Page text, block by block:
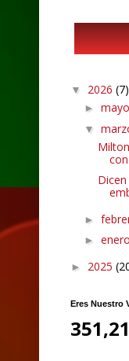
▼ 2026 (7)
► mayo
▼
►
► enero
► 2025
Eres Nuestro